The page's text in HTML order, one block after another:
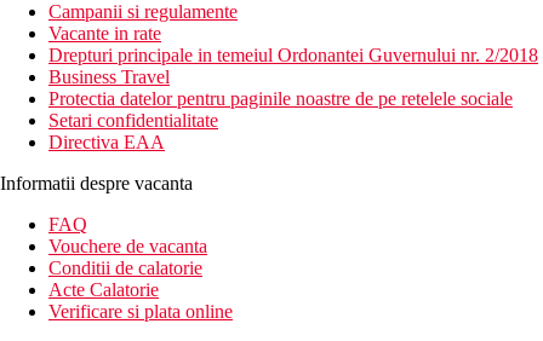
cana fierbator
frigider
toaleta
aer conditionat
aparat pentru preparare ceai/cafea
Descrierea hotelului
Hotelul dispune de:
camera de bagaje
receptie deschisa non stop
gradina
transfer de la si/sau la aeroport (contra cost)
Campanii si regulamente
Vacante in rate
Drepturi principale in temeiul Ordonantei Guvernului nr. 2/2018
Business Travel
Protectia datelor pentru paginile noastre de pe retelele sociale
Setari confidentialitate
Directiva EAA
Informatii despre vacanta
FAQ
Vouchere de vacanta
Conditii de calatorie
Acte Calatorie
Verificare si plata online